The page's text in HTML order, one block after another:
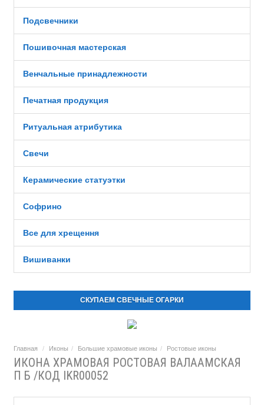
Подсвечники
Пошивочная мастерская
Венчальные принадлежности
Печатная продукция
Ритуальная атрибутика
Свечи
Керамические статуэтки
Софрино
Все для хрещення
Вишиванки
СКУПАЕМ СВЕЧНЫЕ ОГАРКИ
Главная Иконы Большие храмовые иконы Ростовые иконы
ИКОНА ХРАМОВАЯ РОСТОВАЯ ВАЛААМСКАЯ
П Б /КОД IKR00052